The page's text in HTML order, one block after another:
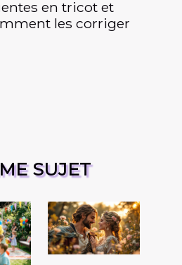
en tricot et
les corriger
SUJET